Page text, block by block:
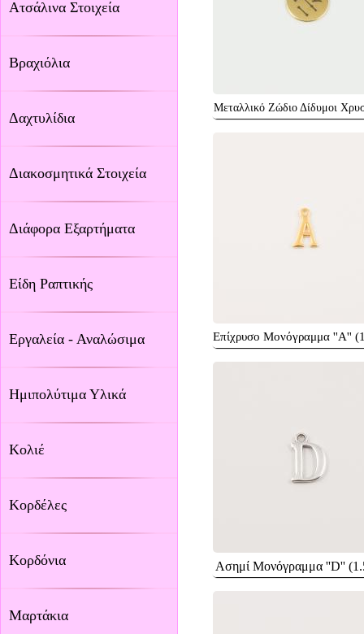
Ατσάλινα Στοιχεία
Βραχιόλια
Δαχτυλίδια
Διακοσμητικά Στοιχεία
Διάφορα Εξαρτήματα
Είδη Ραπτικής
Εργαλεία - Αναλώσιμα
Ημιπολύτιμα Υλικά
Κολιέ
Κορδέλες
Κορδόνια
Μαρτάκια
Μεταλλικό Ζώδιο Δίδυμοι
Επίχρυσο Μονόγραμμα ''Α''
Ασημί Μονόγραμμα ''D''